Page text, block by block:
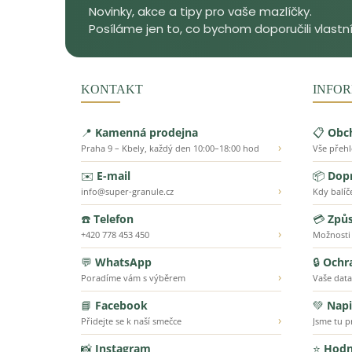
KONTAKT
📍 Kamenná prodejna
Praha 9 – Kbely, každý den 10:00–18:00 hod
›
✉️ E-mail
info@super-granule.cz
›
☎️ Telefon
+420 778 453 450
›
💬 WhatsApp
Poradíme vám s výběrem
›
📘 Facebook
Přidejte se k naší smečce
›
📸 Instagram
📋
Vše
📦
Kdy
💳
🔒
Vaše
💚
Jsme tu
⭐